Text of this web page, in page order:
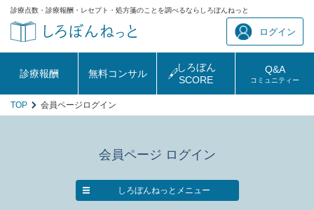
診療点数・診療報酬・レセプト・処方箋のことを調べるならしろぼんねっと
ログイン
診療報酬 無料コンサル
しろぼん
SCORE
Q&A
コミュニティー
TOP 会員ページログイン
会員ページ ログイン
しろぼんねっとメニュー